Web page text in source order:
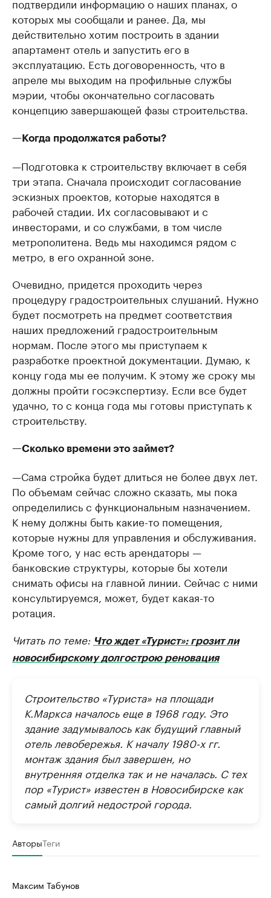
которых мы сообщали и ранее. Да, мы
действительно хотим построить в здании
апартамент отель и запустить его в
эксплуатацию. Есть договоренность, что в
апреле мы выходим на профильные службы
мэрии, чтобы окончательно согласовать
концепцию завершающей фазы строительства.
—Когда продолжатся работы?
—Подготовка к строительству включает в себя
три этапа. Сначала происходит согласование
эскизных проектов, которые находятся в
рабочей стадии. Их согласовывают и с
инвесторами, и со службами, в том числе
метрополитена. Ведь мы находимся рядом с
метро, в его охранной зоне.
Очевидно, придется проходить через
процедуру градостроительных слушаний. Нужно
будет посмотреть на предмет соответствия
наших предложений градостроительным
нормам. После этого мы приступаем к
разработке проектной документации. Думаю, к
концу года мы ее получим. К этому же сроку мы
должны пройти госэкспертизу. Если все будет
удачно, то с конца года мы готовы приступать к
строительству. ​
—Сколько времени это займет?
—Сама стройка будет длиться не более двух лет.
По объемам сейчас сложно сказать, мы пока
определились с функциональным назначением.
К нему должны быть какие-то помещения,
которые нужны для управления и обслуживания.
Кроме того, у нас есть арендаторы —
банковские структуры, которые бы хотели
снимать офисы на главной линии. Сейчас с ними
консультируемся, может, будет какая-то
ротация.
Читать по теме: Что ждет «Турист»: грозит ли
новосибирскому долгострою реновация
Строительство «Туриста» на площади
К.Маркса началось еще в 1968 году. Это
здание задумывалось как будущий главный
отель левобережья. К началу 1980-х гг.
монтаж здания был завершен, но
внутренняя отделка так и не началась. С тех
пор «Турист» известен в Новосибирске как
самый долгий недострой города.
АвторыТеги
Максим Табунов